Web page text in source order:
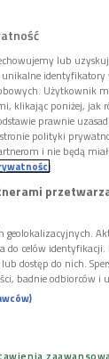
pozornie
się w
i toksycznych
lub
identyfikatory
Użytkownik
klikając poniżej, jak
prawnie
polityki
i nie będą
geolokalizacyjnych.
do celów
dostęp do nich.
badnie odbiorców i